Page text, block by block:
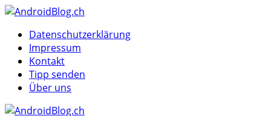
Menu
MenuDatenschutzerklärung
Impressum
Kontakt
Tipp senden
Über uns